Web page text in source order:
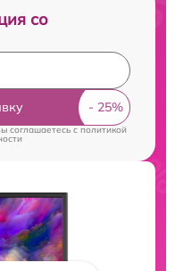
со
соглашаетесь c политикой